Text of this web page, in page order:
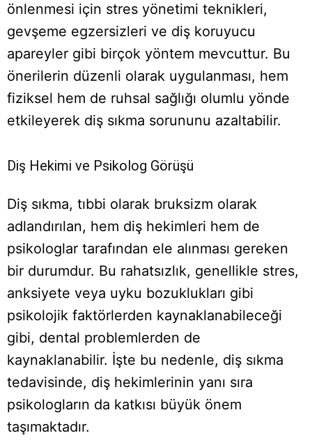
önlenmesi için stres yönetimi teknikleri,
gevşeme egzersizleri ve diş koruyucu
apareyler gibi birçok yöntem mevcuttur. Bu
önerilerin düzenli olarak uygulanması, hem
fiziksel hem de ruhsal sağlığı olumlu yönde
etkileyerek diş sıkma sorununu azaltabilir.
Diş Hekimi ve Psikolog Görüşü
Diş sıkma, tıbbi olarak bruksizm olarak
adlandırılan, hem diş hekimleri hem de
psikologlar tarafından ele alınması gereken
bir durumdur. Bu rahatsızlık, genellikle stres,
anksiyete veya uyku bozuklukları gibi
psikolojik faktörlerden kaynaklanabileceği
gibi, dental problemlerden de
kaynaklanabilir. İşte bu nedenle, diş sıkma
tedavisinde, diş hekimlerinin yanı sıra
psikologların da katkısı büyük önem
taşımaktadır.